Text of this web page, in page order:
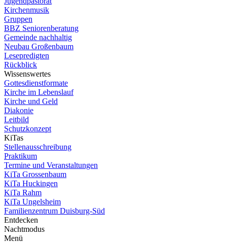
Kirchenmusik
Gruppen
BBZ Seniorenberatung
Gemeinde nachhaltig
Neubau Großenbaum
Lesepredigten
Rückblick
Wissenswertes
Gottesdienstformate
Kirche im Lebenslauf
Kirche und Geld
Diakonie
Leitbild
Schutzkonzept
KiTas
Stellenausschreibung
Praktikum
Termine und Veranstaltungen
KiTa Grossenbaum
KiTa Huckingen
KiTa Rahm
KiTa Ungelsheim
Familienzentrum Duisburg-Süd
Entdecken
Nachtmodus
Menü